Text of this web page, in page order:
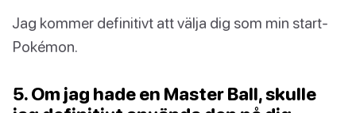
Jag kommer definitivt att välja dig som min start-
Pokémon.
5. Om jag hade en Master Ball, skulle